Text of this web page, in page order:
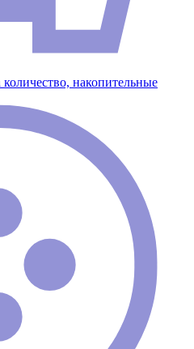
накопительные